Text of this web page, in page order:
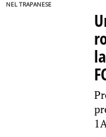
NEL TRAPANESE